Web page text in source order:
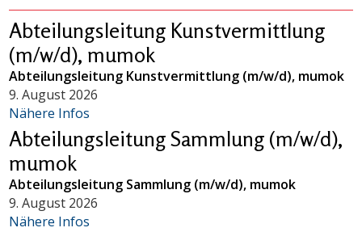
Abteilungsleitung Kunstvermittlung
(m/w/d), mumok
Abteilungsleitung Kunstvermittlung (m/w/d), mumok
9. August 2026
Nähere Infos
Abteilungsleitung Sammlung (m/w/d),
mumok
Abteilungsleitung Sammlung (m/w/d), mumok
9. August 2026
Nähere Infos